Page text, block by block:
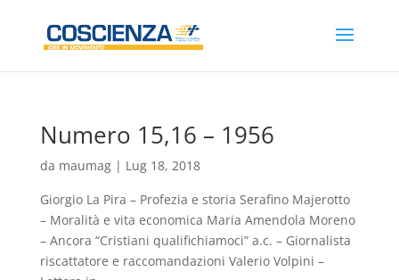
Numero 15,16 – 1956
da maumag| Lug 18, 2018
Giorgio La Pira – Profezia e storia Serafino Majerotto
– Moralità e vita economica Maria Amendola Moreno
– Ancora “Cristiani qualifichiamoci” a.c. – Giornalista
riscattatore e raccomandazioni Valerio Volpini –